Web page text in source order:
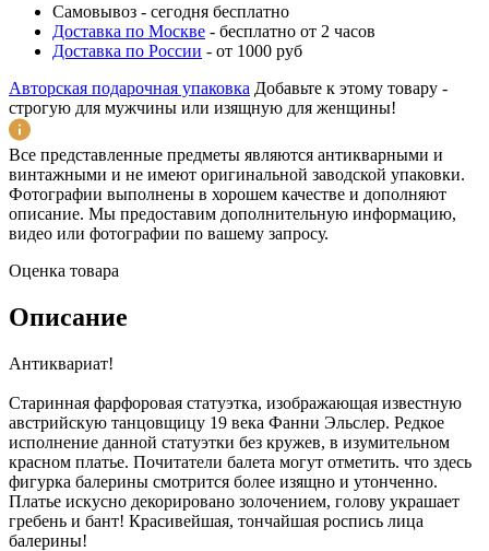
Самовывоз - сегодня бесплатно
Доставка по Москве - бесплатно от 2 часов
Доставка по России - от 1000 руб
Авторская подарочная упаковка Добавьте к этому товару -
строгую для мужчины или изящную для женщины!
Все представленные предметы являются антикварными и
винтажными и не имеют оригинальной заводской упаковки.
Фотографии выполнены в хорошем качестве и дополняют
описание. Мы предоставим дополнительную информацию,
видео или фотографии по вашему запросу.
Оценка товара
Описание
Антиквариат!
Старинная фарфоровая статуэтка, изображающая известную
австрийскую танцовщицу 19 века Фанни Эльслер. Редкое
исполнение данной статуэтки без кружев, в изумительном
красном платье. Почитатели балета могут отметить. что здесь
фигурка балерины смотрится более изящно и утонченно.
Платье искусно декорировано золочением, голову украшает
гребень и бант! Красивейшая, тончайшая роспись лица
балерины!